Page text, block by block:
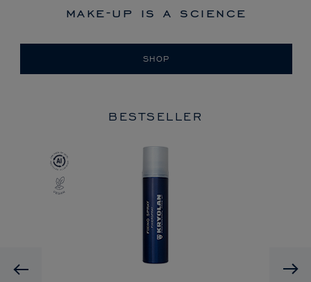
make-up is a science
SHOP
BESTSELLER